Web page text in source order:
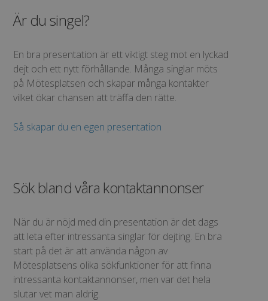
Är du singel?
En bra presentation är ett viktigt steg mot en lyckad
dejt och ett nytt förhållande. Många singlar möts
på Mötesplatsen och skapar många kontakter
vilket ökar chansen att träffa den rätte.
Så skapar du en egen presentation
Sök bland våra kontaktannonser
När du är nöjd med din presentation är det dags
att leta efter intressanta singlar för dejting. En bra
start på det är att använda någon av
Mötesplatsens olika sökfunktioner för att finna
intressanta kontaktannonser, men var det hela
slutar vet man aldrig.